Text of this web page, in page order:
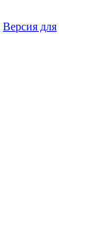
Версия для